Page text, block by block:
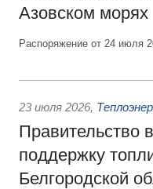
Азовском морях
Распоряжение от 24 июля
23 июля 2026,
Правительство
поддержку
Белгородской